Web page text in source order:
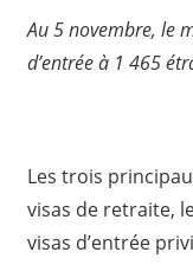
Au 5 novembre, le
d’entrée à 1 465
Les trois
visas de retraite,
visas d’entrée